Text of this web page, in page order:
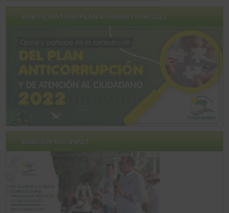
PARTICIPATION PLAN KORRUPTION 2022
BÜRGERHAUSHALT